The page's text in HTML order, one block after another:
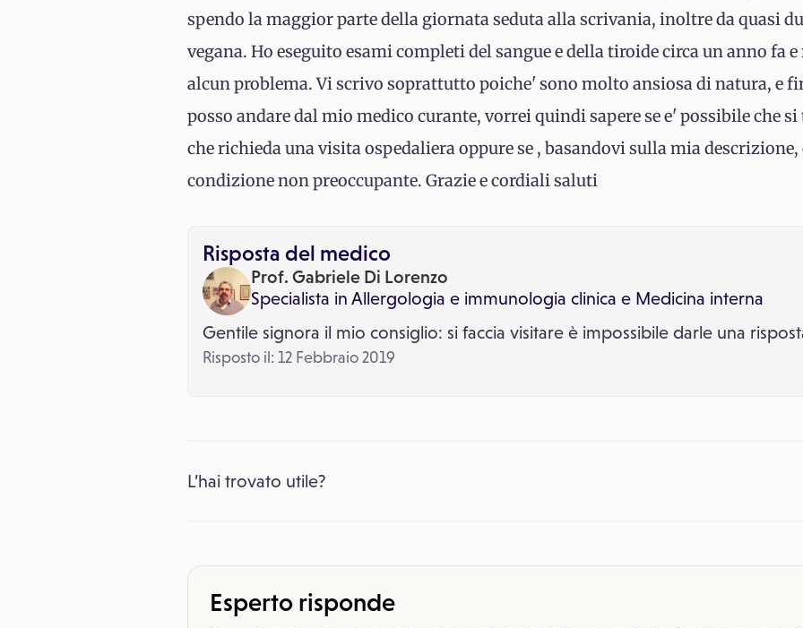
spendo la maggior parte della giornata seduta alla scrivania, inoltre da quasi
vegana. Ho eseguito esami completi del sangue e della tiroide circa un anno fa
alcun problema. Vi scrivo soprattutto poiche' sono molto ansiosa di natura, e
posso andare dal mio medico curante, vorrei quindi sapere se e' possibile che
che richieda una visita ospedaliera oppure se , basandovi sulla mia
condizione non preoccupante. Grazie e cordiali saluti
Risposta del medico
Prof. Gabriele Di Lorenzo
Specialista in Allergologia e immunologia clinica e Medicina interna
Gentile signora il mio consiglio: si faccia visitare è impossibile darle una
Risposto il: 12 Febbraio 2019
L’hai trovato utile?
Esperto risponde